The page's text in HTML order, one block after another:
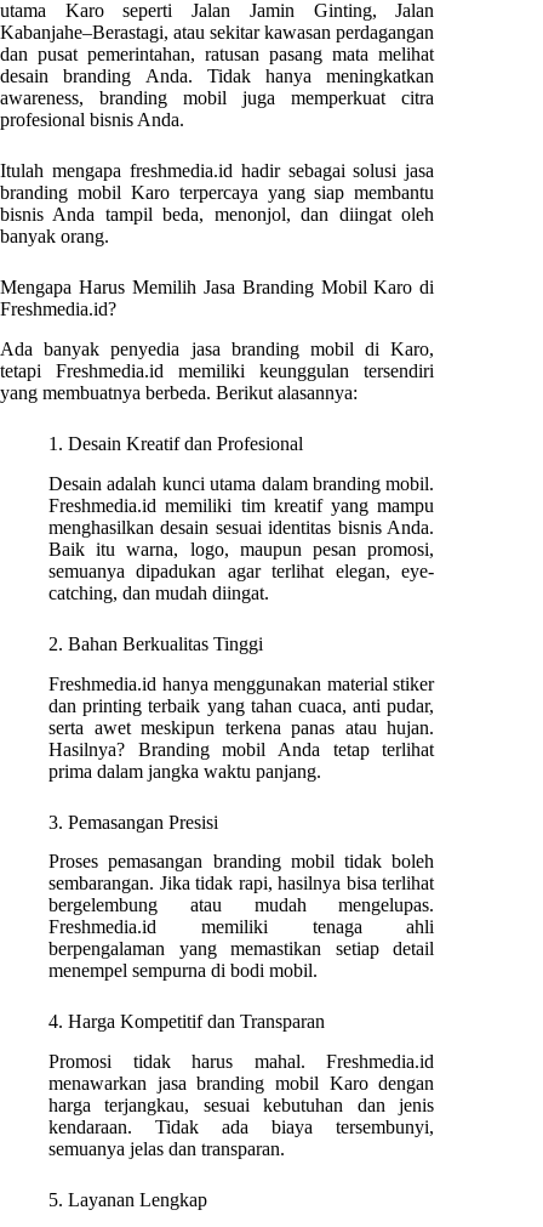
utama Karo seperti Jalan Jamin Ginting, Jalan
Kabanjahe–Berastagi, atau sekitar kawasan perdagangan
dan pusat pemerintahan, ratusan pasang mata melihat
desain branding Anda. Tidak hanya meningkatkan
awareness, branding mobil juga memperkuat citra
profesional bisnis Anda.
Itulah mengapa freshmedia.id hadir sebagai solusi jasa
branding mobil Karo terpercaya yang siap membantu
bisnis Anda tampil beda, menonjol, dan diingat oleh
banyak orang.
Mengapa Harus Memilih Jasa Branding Mobil Karo di
Freshmedia.id?
Ada banyak penyedia jasa branding mobil di Karo,
tetapi Freshmedia.id memiliki keunggulan tersendiri
yang membuatnya berbeda. Berikut alasannya:
1. Desain Kreatif dan Profesional
Desain adalah kunci utama dalam branding mobil.
Freshmedia.id memiliki tim kreatif yang mampu
menghasilkan desain sesuai identitas bisnis Anda.
Baik itu warna, logo, maupun pesan promosi,
semuanya dipadukan agar terlihat elegan, eye-
catching, dan mudah diingat.
2. Bahan Berkualitas Tinggi
Freshmedia.id hanya menggunakan material stiker
dan printing terbaik yang tahan cuaca, anti pudar,
serta awet meskipun terkena panas atau hujan.
Hasilnya? Branding mobil Anda tetap terlihat
prima dalam jangka waktu panjang.
3. Pemasangan Presisi
Proses pemasangan branding mobil tidak boleh
sembarangan. Jika tidak rapi, hasilnya bisa terlihat
bergelembung atau mudah mengelupas.
Freshmedia.id memiliki tenaga ahli
berpengalaman yang memastikan setiap detail
menempel sempurna di bodi mobil.
4. Harga Kompetitif dan Transparan
Promosi tidak harus mahal. Freshmedia.id
menawarkan jasa branding mobil Karo dengan
harga terjangkau, sesuai kebutuhan dan jenis
kendaraan. Tidak ada biaya tersembunyi,
semuanya jelas dan transparan.
5. Layanan Lengkap